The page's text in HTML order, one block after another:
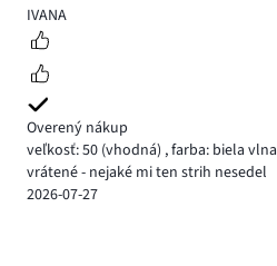
4
IVANA
Overený nákup
veľkosť: 50 (vhodná) ,farba: biela vlna
vrátené - nejaké mi ten strih nesedel
2026-07-27